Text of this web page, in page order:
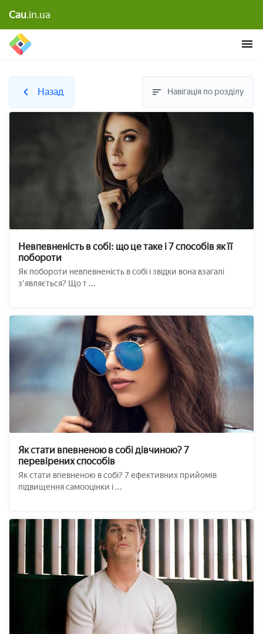
Cau.in.ua
Назад Навігація по розділу
Невпевненість в собі: що це таке і 7 способів як її
побороти
Як побороти невпевненість в собі і звідки вона взагалі
з'являється? Що т ...
Як стати впевненою в собі дівчиною? 7
перевірених способів
Як стати впевненою в собі? 7 ефективних прийомів
підвищення самооцінки і ...